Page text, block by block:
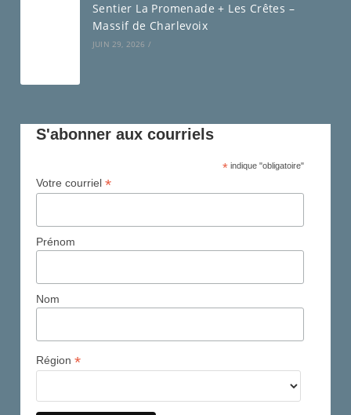
Sentier La Promenade + Les Crêtes –
Massif de Charlevoix
JUIN 29, 2026 /
S'abonner aux courriels
*indique "obligatoire"
Votre courriel*
Prénom
Nom
Région*